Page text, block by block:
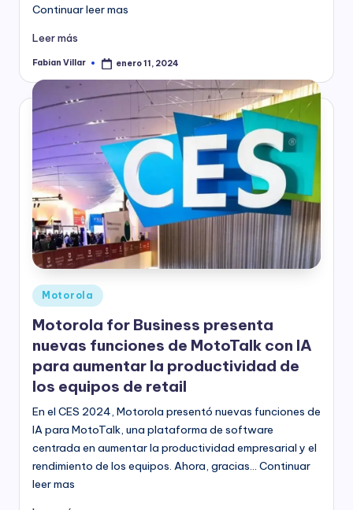
Continuar leer mas
Leer más
Publicado
Fabian Villar enero 11, 2024
Publicado
en
Motorola
Motorola for Business presenta
nuevas funciones de MotoTalk con IA
para aumentar la productividad de
los equipos de retail
En el CES 2024, Motorola presentó nuevas funciones de
IA para MotoTalk, una plataforma de software
centrada en aumentar la productividad empresarial y el
rendimiento de los equipos. Ahora, gracias… Continuar
leer mas